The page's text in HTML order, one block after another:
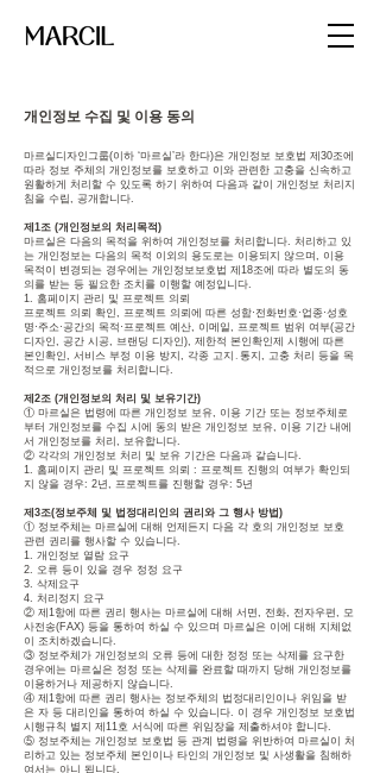
개인정보 수집 및 이용 동의
마르실디자인그룹(이하 ‘마르실’라 한다)은 개인정보 보호법 제30조에
따라 정보 주체의 개인정보를 보호하고 이와 관련한 고충을 신속하고
원활하게 처리할 수 있도록 하기 위하여 다음과 같이 개인정보 처리지
침을 수립, 공개합니다.
제1조 (개인정보의 처리목적)
마르실은 다음의 목적을 위하여 개인정보를 처리합니다. 처리하고 있
는 개인정보는 다음의 목적 이외의 용도로는 이용되지 않으며, 이용
목적이 변경되는 경우에는 개인정보보호법 제18조에 따라 별도의 동
의를 받는 등 필요한 조치를 이행할 예정입니다.
1. 홈페이지 관리 및 프로젝트 의뢰
프로젝트 의뢰 확인, 프로젝트 의뢰에 따른 성함·전화번호·업종·성호
명·주소·공간의 목적·프로젝트 예산, 이메일, 프로젝트 범위 여부(공간
디자인, 공간 시공, 브랜딩 디자인), 제한적 본인확인제 시행에 따른
본인확인, 서비스 부정 이용 방지, 각종 고지․통지, 고충 처리 등을 목
적으로 개인정보를 처리합니다.
제2조 (개인정보의 처리 및 보유기간)
① 마르실은 법령에 따른 개인정보 보유, 이용 기간 또는 정보주체로
부터 개인정보를 수집 시에 동의 받은 개인정보 보유, 이용 기간 내에
서 개인정보를 처리, 보유합니다.
② 각각의 개인정보 처리 및 보유 기간은 다음과 같습니다.
1. 홈페이지 관리 및 프로젝트 의뢰 : 프로젝트 진행의 여부가 확인되
지 않을 경우: 2년, 프로젝트를 진행할 경우: 5년
제3조(정보주체 및 법정대리인의 권리와 그 행사 방법)
① 정보주체는 마르실에 대해 언제든지 다음 각 호의 개인정보 보호
관련 권리를 행사할 수 있습니다.
1. 개인정보 열람 요구
2. 오류 등이 있을 경우 정정 요구
3. 삭제요구
4. 처리정지 요구
② 제1항에 따른 권리 행사는 마르실에 대해 서면, 전화, 전자우편, 모
사전송(FAX) 등을 통하여 하실 수 있으며 마르실은 이에 대해 지체없
이 조치하겠습니다.
③ 정보주체가 개인정보의 오류 등에 대한 정정 또는 삭제를 요구한
경우에는 마르실은 정정 또는 삭제를 완료할 때까지 당해 개인정보를
이용하거나 제공하지 않습니다.
④ 제1항에 따른 권리 행사는 정보주체의 법정대리인이나 위임을 받
은 자 등 대리인을 통하여 하실 수 있습니다. 이 경우 개인정보 보호법
시행규칙 별지 제11호 서식에 따른 위임장을 제출하셔야 합니다.
⑤ 정보주체는 개인정보 보호법 등 관계 법령을 위반하여 마르실이 처
리하고 있는 정보주체 본인이나 타인의 개인정보 및 사생활을 침해하
여서는 아니 됩니다.